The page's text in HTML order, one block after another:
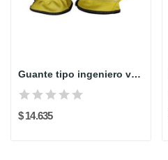
Guante tipo ingeniero vaqueta corto refuerzo...
$ 14.635